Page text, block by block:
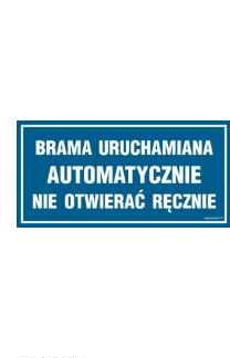
68,74 zł